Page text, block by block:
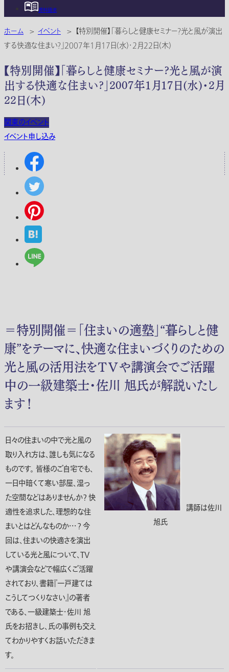
資料請求
ホーム > イベント > 【特別開催】「暮らしと健康セミナー?光と風が演出
する快適な住まい?」2007年1月17日(水)・2月22日(木)
【特別開催】「暮らしと健康セミナー?光と風が演
出する快適な住まい?」2007年1月17日(水)・2月
22日(木)
関東のイベント
イベント申し込み
＝特別開催＝「住まいの適塾」“暮らしと健
康”をテーマに、快適な住まいづくりのための
光と風の活用法をＴＶや講演会でご活躍
中の一級建築士・佐川 旭氏が解説いたし
ます！
日々の住まいの中で光と風の
取り入れ方は、誰しも気になる
ものです。 皆様のご自宅でも、
一日中暗くて寒い部屋、湿っ
た空間などはありませんか？ 快
適性を追求した、理想的な住
まいとはどんなものか・・・？ 今
回は、住まいの快適さを演出
している光と風について、ＴＶ
や講演会などで幅広くご活躍
されており、書籍『一戸建ては
こうしてつくりなさい』の著者
である、一級建築士・佐川 旭
氏をお招きし、氏の事例も交え
てわかりやすくお話いただきま
す。
講師は佐川
旭氏